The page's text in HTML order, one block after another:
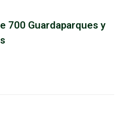
700 Guardaparques y